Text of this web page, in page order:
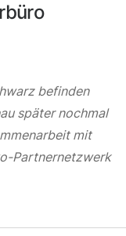
befinden
später nochmal
mit
Partnernetzwerk